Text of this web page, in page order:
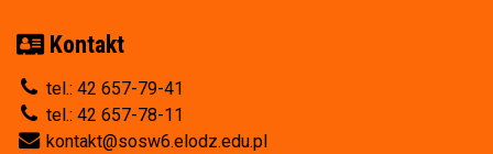
Kontakt
tel.: 42 657-79-41
tel.: 42 657-78-11
kontakt@sosw6.elodz.edu.pl